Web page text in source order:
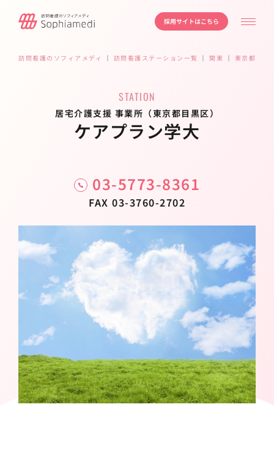
採用サイトはこちら
訪問看護のソフィアメディ ｜ 訪問看護ステーション一覧 ｜ 関東 ｜ 東京都
STATION
居宅介護支援 事業所（東京都目黒区）
ケアプラン学大
03-5773-8361
FAX 03-3760-2702